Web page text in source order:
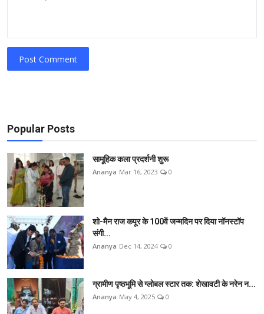
Post Comment
Popular Posts
सामूहिक कला प्रदर्शनी शुरू
Ananya Mar 16, 2023 0
शो-मैन राज कपूर के 100वें जन्मदिन पर दिया नॉनस्टॉप
संगी...
Ananya Dec 14, 2024 0
ग्रामीण पृष्ठभूमि से ग्लोबल स्टार तक: शेखावटी के नरेन न...
Ananya May 4, 2025 0